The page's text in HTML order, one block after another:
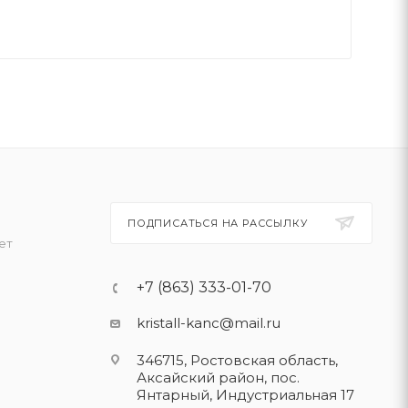
ПОДПИСАТЬСЯ НА РАССЫЛКУ
+7 (863) 333-01-70
kristall-kanc@mail.ru
346715, Ростовская область​,
Аксайский район, пос.
Янтарный, Индустриальная 17